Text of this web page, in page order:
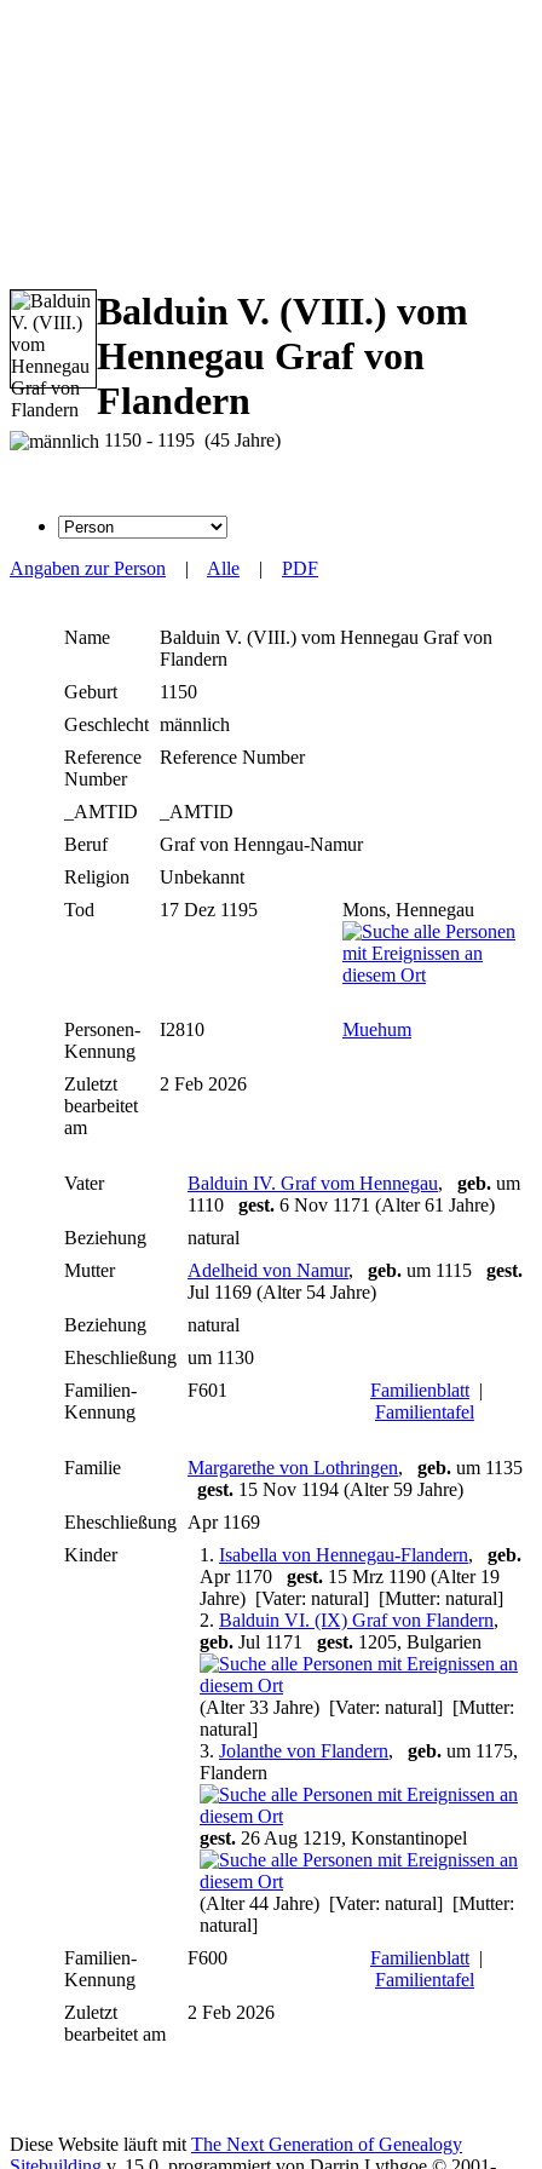
Balduin V. (VIII.) vom
Hennegau Graf von
Flandern
1150 - 1195 (45 Jahre)
Angaben zur Person | Alle | PDF
Name Balduin V. (VIII.) vom Hennegau Graf von
Flandern
Geburt
1150
Geschlecht männlich
Reference
Number
Reference Number
_AMTID
_AMTID
Beruf
Graf von Henngau-Namur
Religion
Unbekannt
Tod
17 Dez 1195 Mons, Hennegau
Personen-
Kennung
I2810 Muehum
Zuletzt
bearbeitet
am
2 Feb 2026
Vater Balduin IV. Graf vom Hennegau, geb. um
1110 gest. 6 Nov 1171 (Alter 61 Jahre)
Beziehung
natural
Mutter
Adelheid von Namur, geb. um 1115 gest.
Jul 1169 (Alter 54 Jahre)
Beziehung
natural
Eheschließung um 1130
Familien-
Kennung
F601 Familienblatt|
Familientafel
Familie Margarethe von Lothringen, geb. um 1135
gest. 15 Nov 1194 (Alter 59 Jahre)
Eheschließung Apr 1169
Kinder
1. Isabella von Hennegau-Flandern, geb.
Apr 1170 gest. 15 Mrz 1190 (Alter 19
Jahre) [Vater: natural] [Mutter: natural]
2. Balduin VI. (IX) Graf von Flandern,
geb. Jul 1171 gest. 1205, Bulgarien
(Alter 33 Jahre) [Vater: natural] [Mutter:
natural]
3. Jolanthe von Flandern, geb. um 1175,
Flandern
gest. 26 Aug 1219, Konstantinopel
(Alter 44 Jahre) [Vater: natural] [Mutter:
natural]
Familien-
Kennung
F600 Familienblatt|
Familientafel
Zuletzt
bearbeitet am
2 Feb 2026
Diese Website läuft mitThe Next Generation of Genealogy